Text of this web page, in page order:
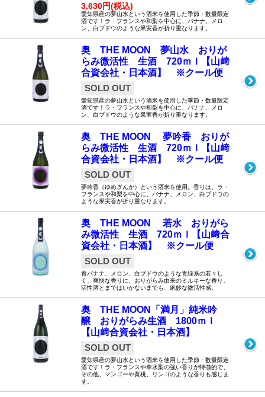
3,630円(税込)
愛知県産の夢山水という酒米を使用した季節・数量限定
酒です！ラ・フランスや和梨を中心に、バナナ、メロ
ン、白ブドウのような果実香が折り重なります。
奥 THE MOON 夢山水 おりが
らみ微活性 生酒 720ｍｌ【山﨑
合資会社・日本酒】 ※クール便
SOLD OUT
愛知県産の夢山水という酒米を使用した季節・数量限定
酒です！ラ・フランスや和梨を中心に、バナナ、メロ
ン、白ブドウのような果実香が折り重なります。
奥 THE MOON 夢吟香 おりが
らみ微活性 生酒 720ｍｌ【山﨑
合資会社・日本酒】 ※クール便
SOLD OUT
夢吟香（ゆめぎんが）という酒米を使用。香りは、ラ・
フランスや和梨を中心に、バナナ、メロン、白ブドウの
ような果実香が折り重なります。
奥 THE MOON 若水 おりがら
み微活性 生酒 720ｍｌ【山﨑合
資会社・日本酒】 ※クール便
SOLD OUT
青バナナ、メロン、白ブドウのような青緑系の若々し
く、爽快な香りに、おりがらみ由来のミルキーな香り。
活性酒とまではいかないまでも、絶妙な微活性感。
奥 THE MOON「満月」純米吟
醸 おりがらみ生酒 1800ｍｌ
【山﨑合資会社・日本酒】
SOLD OUT
愛知県産の夢山水という酒米を使用した季節・数量限定
酒です！ラ・フランスや幸水梨の強い香りが特徴的で、
その他、マンゴーや黄桃、リンゴのような香りも感じま
す。